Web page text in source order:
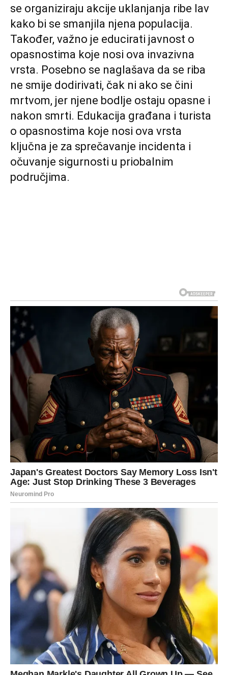
se organiziraju akcije uklanjanja ribe lav
kako bi se smanjila njena populacija.
Također, važno je educirati javnost o
opasnostima koje nosi ova invazivna
vrsta. Posebno se naglašava da se riba
ne smije dodirivati, čak ni ako se čini
mrtvom, jer njene bodlje ostaju opasne i
nakon smrti. Edukacija građana i turista
o opasnostima koje nosi ova vrsta
ključna je za sprečavanje incidenta i
očuvanje sigurnosti u priobalnim
područjima.